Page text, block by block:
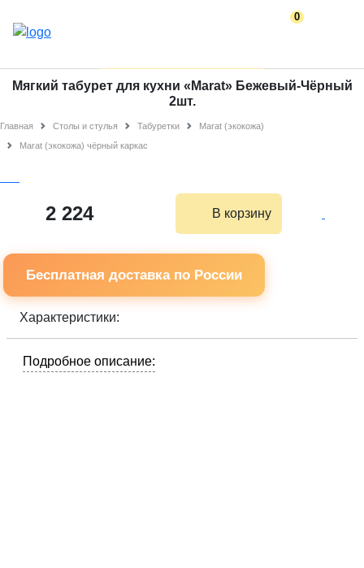
0
Мягкий табурет для кухни «Marat» Бежевый-Чёрный
2шт.
Главная Столы и стулья Табуретки
Marat (экокожа)
Marat (экокожа) чёрный каркас
2 224 В корзину
Бесплатная доставка по России
Характеристики:
Подробное описание: